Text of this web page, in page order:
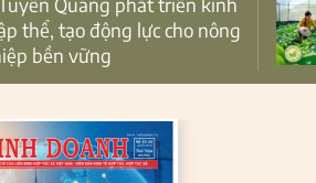
thể, tạo động lực cho nông
bền vững